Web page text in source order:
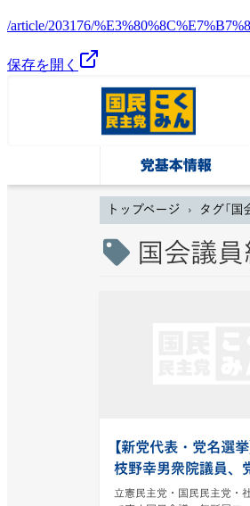
/article/203176/
保存を開く